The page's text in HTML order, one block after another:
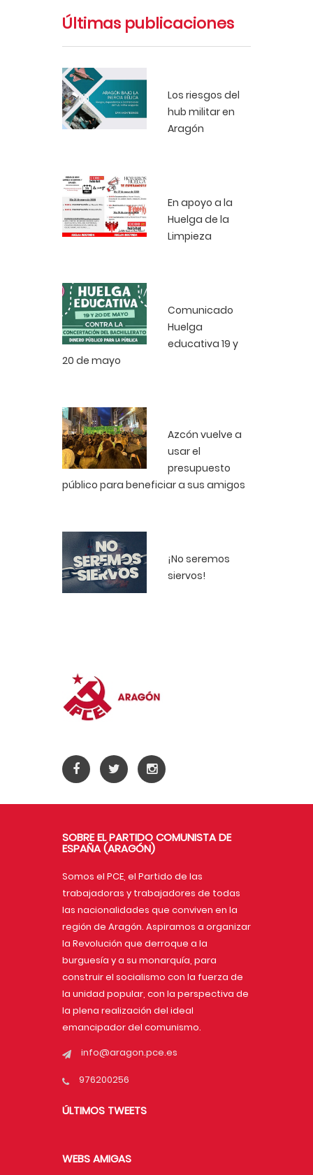
Últimas publicaciones
Los riesgos del
hub militar en
Aragón
En apoyo a la
Huelga de la
Limpieza
Comunicado
Huelga
educativa 19 y
20 de mayo
Azcón vuelve a
usar el
presupuesto
público para beneficiar a sus amigos
¡No seremos
siervos!
SOBRE EL PARTIDO COMUNISTA DE
ESPAÑA (ARAGÓN)
Somos el PCE, el Partido de las
trabajadoras y trabajadores de todas
las nacionalidades que conviven en la
región de Aragón. Aspiramos a organizar
la Revolución que derroque a la
burguesía y a su monarquía, para
construir el socialismo con la fuerza de
la unidad popular, con la perspectiva de
la plena realización del ideal
emancipador del comunismo.
info@aragon.pce.es
976200256
ÚLTIMOS TWEETS
WEBS AMIGAS